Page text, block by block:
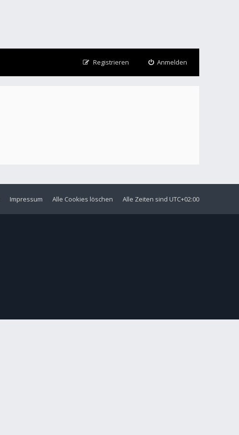
Anmelden
Registrieren
Alle Zeiten sind UTC+02:00
Alle Cookies löschen
Impressum